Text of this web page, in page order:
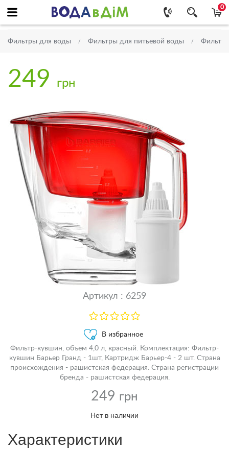
0
Фильтры для воды Фильтры для питьевой воды
249 грн
Артикул : 6259
В избранное
Фильтр-кувшин, объем 4,0 л, красный. Комплектация: Фильтр-
кувшин Барьер Гранд - 1шт, Картридж Барьер-4 - 2 шт. Страна
происхождения - рашистская федерация. Страна регистрации
бренда - рашистская федерация.
249 грн
Нет в наличии
Характеристики